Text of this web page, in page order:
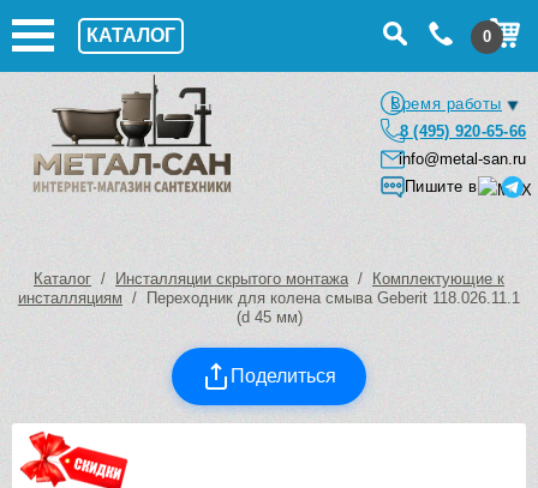
КАТАЛОГ 0
Время работы
8 (495) 920-65-66
info@metal-san.ru
Пишите в
Каталог / Инсталляции скрытого монтажа/
Комплектующие к
инсталляциям / Переходник для колена смыва Geberit 118.026.11.1
(d 45 мм)
Поделиться